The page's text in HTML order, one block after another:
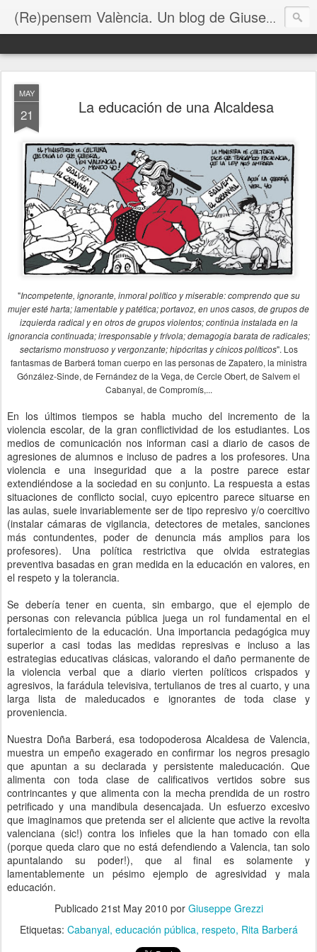
(Re)pensem València. Un blog de Giuseppe Grezzi
MAY
21 La educación de una Alcaldesa
"Incompetente, ignorante, inmoral político y miserable: comprendo que su
mujer esté harta; lamentable y patética; portavoz, en unos casos, de grupos de
izquierda radical y en otros de grupos violentos; continúa instalada en la
ignorancia continuada; irresponsable y frívola; demagogia barata de radicales;
sectarismo monstruoso y vergonzante; hipócritas y cínicos políticos". Los
fantasmas de Barberá toman cuerpo en las personas de Zapatero, la ministra
Gónzález-Sinde, de Fernández de la Vega, de Cercle Obert, de Salvem el
Cabanyal, de Compromís,...
En los últimos tiempos se habla mucho del incremento de la
violencia escolar, de la gran conflictividad de los estudiantes. Los
medios de comunicación nos informan casi a diario de casos de
agresiones de alumnos e incluso de padres a los profesores. Una
violencia e una inseguridad que a la postre parece estar
extendiéndose a la sociedad en su conjunto. La respuesta a estas
situaciones de conflicto social, cuyo epicentro parece situarse en
las aulas, suele invariablemente ser de tipo represivo y/o coercitivo
(instalar cámaras de vigilancia, detectores de metales, sanciones
más contundentes, poder de denuncia más amplios para los
profesores). Una política restrictiva que olvida estrategias
preventiva basadas en gran medida en la educación en valores, en
el respeto y la tolerancia.
Se debería tener en cuenta, sin embargo, que el ejemplo de
personas con relevancia pública juega un rol fundamental en el
fortalecimiento de la educación. Una importancia pedagógica muy
superior a casi todas las medidas represivas e incluso a las
estrategias educativas clásicas, valorando el daño permanente de
la violencia verbal que a diario vierten políticos crispados y
agresivos, la farádula televisiva, tertulianos de tres al cuarto, y una
larga lista de maleducados e ignorantes de toda clase y
proveniencia.
Nuestra Doña Barberá, esa todopoderosa Alcaldesa de Valencia,
muestra un empeño exagerado en confirmar los negros presagio
que apuntan a su declarada y persistente maleducación. Que
alimenta con toda clase de calificativos vertidos sobre sus
contrincantes y que alimenta con la mecha prendida de un rostro
petrificado y una mandibula desencajada. Un esfuerzo excesivo
que imaginamos que pretenda ser el aliciente que active la revolta
valenciana (sic!) contra los infieles que la han tomado con ella
(porque queda claro que no está defendiendo a Valencia, tan solo
apuntalando su poder!), que al final es solamente y
lamentablemente un pésimo ejemplo de agresividad y mala
educación.
Publicado 21st May 2010 por Giuseppe Grezzi
Etiquetas: Cabanyal educación pública respeto Rita Barberá